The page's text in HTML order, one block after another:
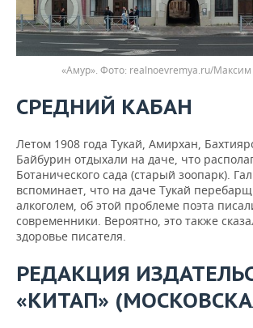
«Амур». realnoevremya.ru/
СРЕДНИЙ КАБАН
Летом 1908 года Тукай, Амирхан,
Байбурин отдыхали на даче, что
Ботанического сада (старый зоопарк).
вспоминает, что на даче Тукай
алкоголем, об этой проблеме поэта
современники. Вероятно, это также
здоровье писателя.
РЕДАКЦИЯ
«КИТАП»